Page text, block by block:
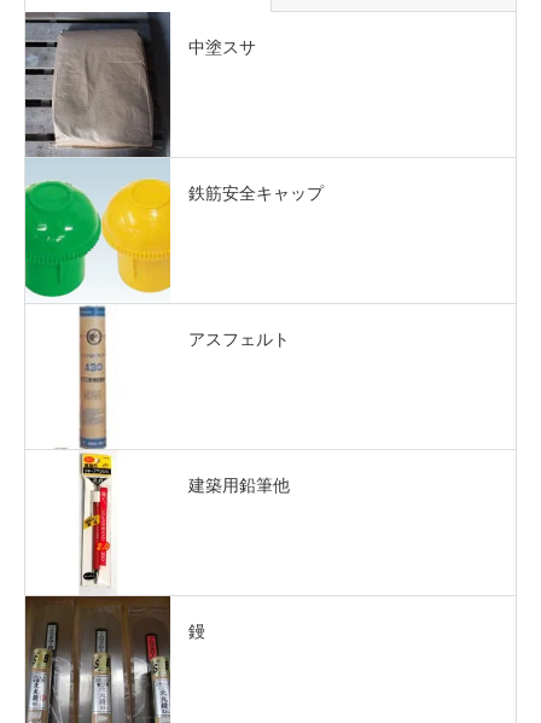
中塗スサ
鉄筋安全キャップ
アスフェルト
建築用鉛筆他
鏝